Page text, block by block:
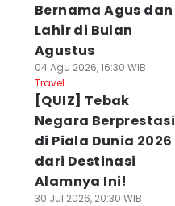
Bernama Agus dan
Lahir di Bulan
Agustus
04 Agu 2026, 16:30 WIB
Travel
[QUIZ] Tebak
Negara Berprestasi
di Piala Dunia 2026
dari Destinasi
Alamnya Ini!
30 Jul 2026, 20:30 WIB